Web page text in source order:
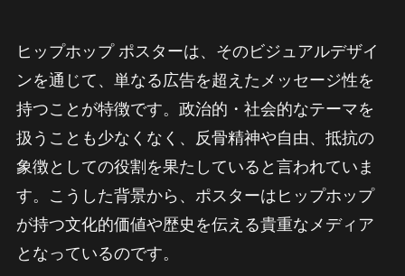
ヒップホップ ポスターは、そのビジュアルデザイ
ンを通じて、単なる広告を超えたメッセージ性を
持つことが特徴です。政治的・社会的なテーマを
扱うことも少なくなく、反骨精神や自由、抵抗の
象徴としての役割を果たしていると言われていま
す。こうした背景から、ポスターはヒップホップ
が持つ文化的価値や歴史を伝える貴重なメディア
となっているのです。